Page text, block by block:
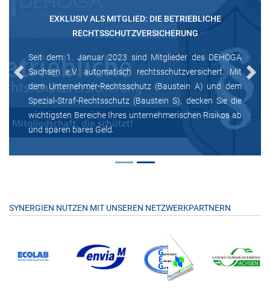
EXKLUSIV ALS MITGLIED: DIE BETRIEBLICHE
RECHTSSCHUTZVERSICHERUNG
Seit dem 1. Januar 2023 sind Mitglieder des DEHOGA
Sachsen e.V. automatisch rechtsschutzversichert. Mit
dem Unternehmer-Rechtsschutz (Baustein A) und dem
Spezial-Straf-Rechtsschutz (Baustein S), decken Sie die
wichtigsten Bereiche Ihres unternehmerischen Risikos ab
und sparen bares Geld.
Previous Next
SYNERGIEN NUTZEN MIT UNSEREN NETZWERKPARTNERN